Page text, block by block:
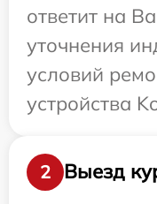
ответит на
уточнения
условий
устройства
2
Выезд